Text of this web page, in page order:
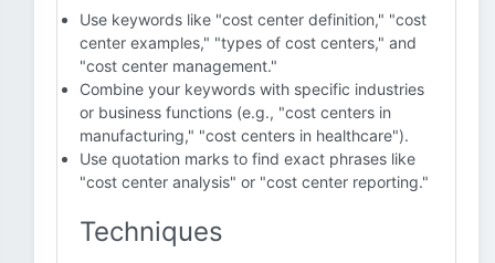
Use keywords like "cost center definition," "cost
center examples," "types of cost centers," and
"cost center management."
Combine your keywords with specific industries
or business functions (e.g., "cost centers in
manufacturing," "cost centers in healthcare").
Use quotation marks to find exact phrases like
"cost center analysis" or "cost center reporting."
Techniques